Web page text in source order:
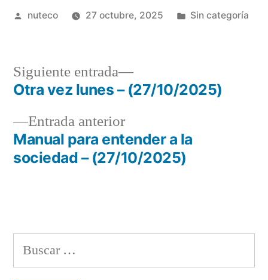
Publicada
nuteco 27 octubre, 2025
Publicada
Sin categoría
Navegación
de
entradas
Entrada anteriorEntrada
anterior:
Manual para entender a la
sociedad – (27/10/2025)
Siguiente entrada
Siguiente
entrada:
Otra vez lunes – (27/10/2025)
Buscar: